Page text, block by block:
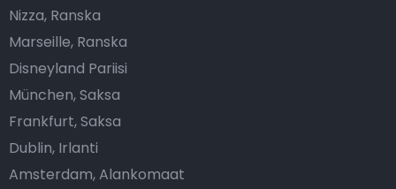
Nizza, Ranska
Marseille, Ranska
Disneyland Pariisi
München, Saksa
Frankfurt, Saksa
Dublin, Irlanti
Amsterdam, Alankomaat